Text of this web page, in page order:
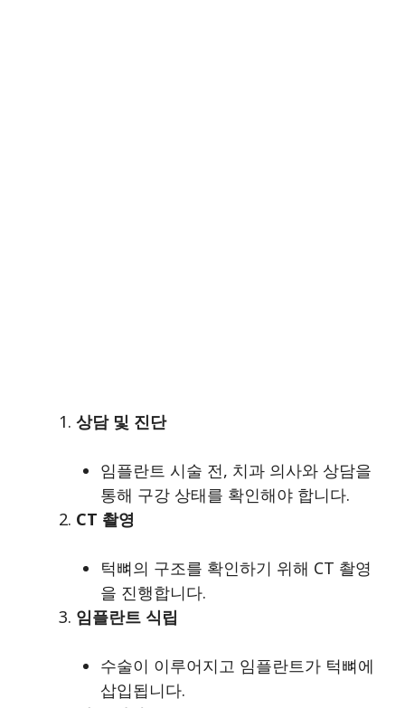
상담 및 진단
임플란트 시술 전, 치과 의사와 상담을
통해 구강 상태를 확인해야 합니다.
CT 촬영
턱뼈의 구조를 확인하기 위해 CT 촬영
을 진행합니다.
임플란트 식립
수술이 이루어지고 임플란트가 턱뼈에
삽입됩니다.